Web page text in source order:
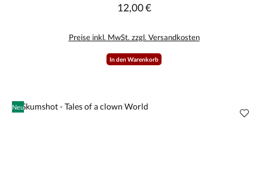
1990er-Jahre aktiv ist. Auch diese Songs lassen keine Wünsche offen und werden so
Sinne: „Ready – Aim – Fire“ … und wenn’s nur Elche sind!
Regulärer Preis:
12,00 €
Preise inkl. MwSt. zzgl. Versandkosten
In den Warenkorb
Neu